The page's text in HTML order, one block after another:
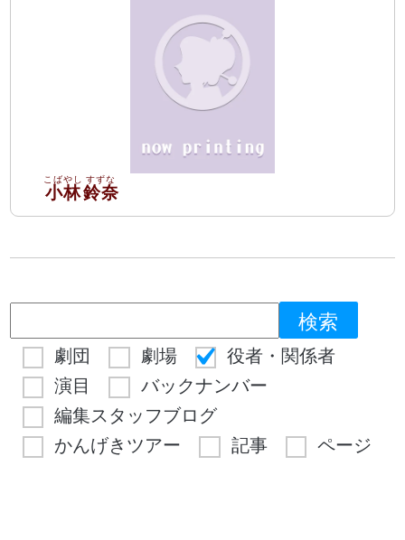
小林鈴奈
劇団 劇場
役者・関係者
演目
バックナンバー
編集スタッフブログ
かんげきツアー
記事 ページ